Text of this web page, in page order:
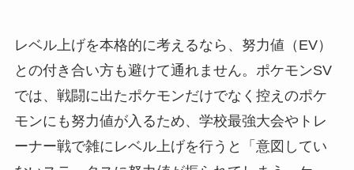
レベル上げを本格的に考えるなら、努力値（EV）
との付き合い方も避けて通れません。ポケモンSV
では、戦闘に出たポケモンだけでなく控えのポケ
モンにも努力値が入るため、学校最強大会やトレ
ーナー戦で雑にレベル上げを行うと「意図してい